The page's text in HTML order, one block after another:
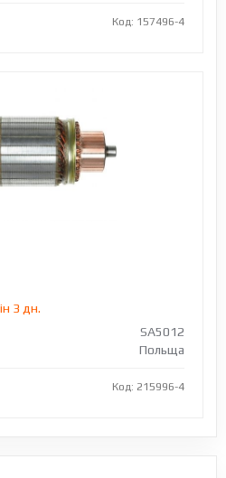
Код: 157496-4
3 дн.
SA5012
Польща
Код: 215996-4